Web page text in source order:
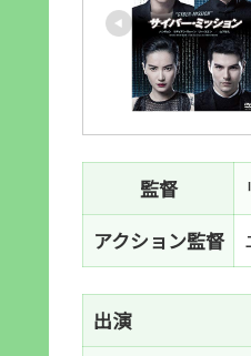
監督
アクション監督
出演